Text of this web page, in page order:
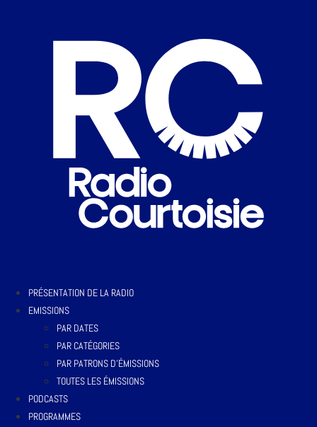
PRÉSENTATION DE LA RADIO
EMISSIONS
PAR DATES
PAR CATÉGORIES
PAR PATRONS D’ÉMISSIONS
TOUTES LES ÉMISSIONS
PODCASTS
PROGRAMMES